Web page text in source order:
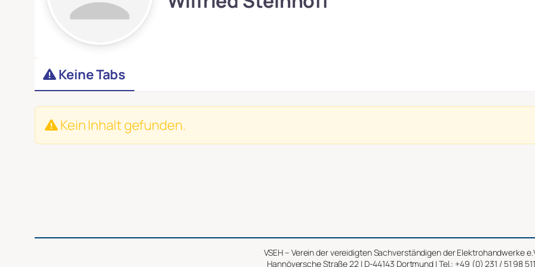
Keine Tabs
Kein Inhalt gefunden.
VSEH – Verein der vereidigten Sachverständigen der Elektrohandwerke
Hannöversche Straße 22 | D-44143 Dortmund | Tel.: +49 (0) 231 / 51 98 511